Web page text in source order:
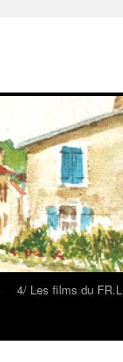
4/ Les films du FR.L